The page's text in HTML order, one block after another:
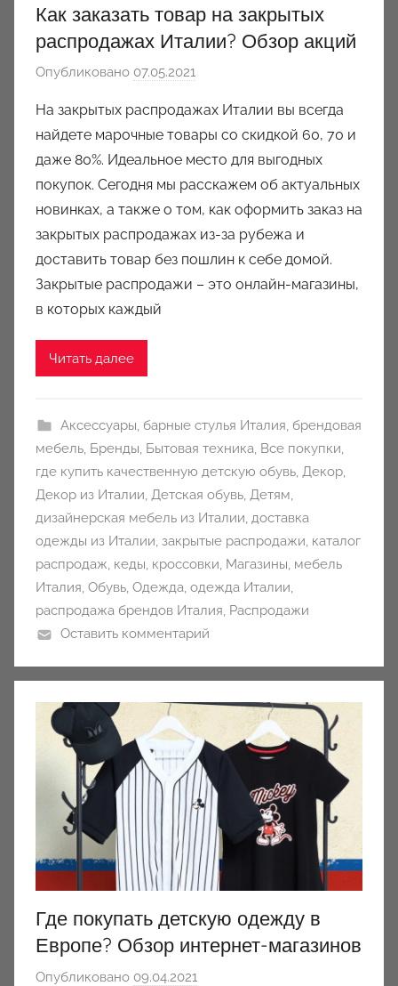
Как заказать товар на закрытых
распродажах Италии? Обзор акций
Опубликовано 07.05.2021
т
о
р
о
м
a
u
На закрытых распродажах Италии вы всегда
найдете марочные товары со скидкой 60, 70 и
даже 80%. Идеальное место для выгодных
покупок. Сегодня мы расскажем об актуальных
новинках, а также о том, как оформить заказ на
закрытых распродажах из-за рубежа и
доставить товар без пошлин к себе домой.
Закрытые распродажи – это онлайн-магазины,
в которых каждый
Читать далее
Аксессуары, барные стулья Италия, брендовая
мебель, Бренды, Бытовая техника, Все покупки,
где купить качественную детскую обувь, Декор,
Декор из Италии, Детская обувь, Детям,
дизайнерская мебель из Италии, доставка
одежды из Италии, закрытые распродажи, каталог
распродаж, кеды, кроссовки, Магазины, мебель
Италия, Обувь, Одежда, одежда Италии,
распродажа брендов Италия, Распродажи
Оставить комментарий
Где покупать детскую одежду в
Европе? Обзор интернет-магазинов
Опубликовано 09.04.2021